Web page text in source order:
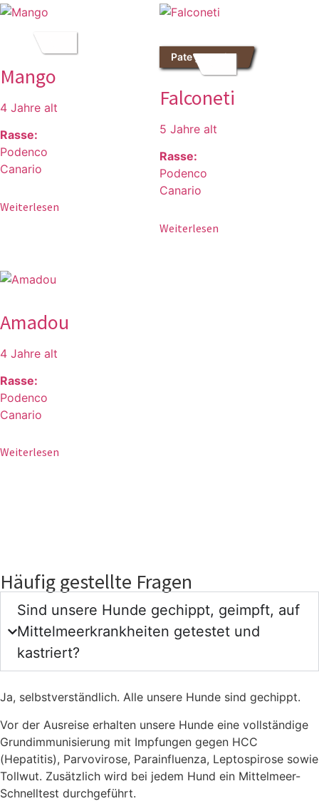
Mango
4 Jahre alt
Rasse:
Podenco
Canario
Weiterlesen
Pate gesucht
Falconeti
5 Jahre alt
Rasse:
Podenco
Canario
Weiterlesen
Amadou
4 Jahre alt
Rasse:
Podenco
Canario
Weiterlesen
Häufig gestellte Fragen
Sind unsere Hunde gechippt, geimpft, auf
Mittelmeerkrankheiten getestet und
kastriert?
Ja, selbstverständlich. Alle unsere Hunde sind gechippt.
Vor der Ausreise erhalten unsere Hunde eine vollständige
Grundimmunisierung mit Impfungen gegen HCC
(Hepatitis), Parvovirose, Parainfluenza, Leptospirose sowie
Tollwut. Zusätzlich wird bei jedem Hund ein Mittelmeer-
Schnelltest durchgeführt.